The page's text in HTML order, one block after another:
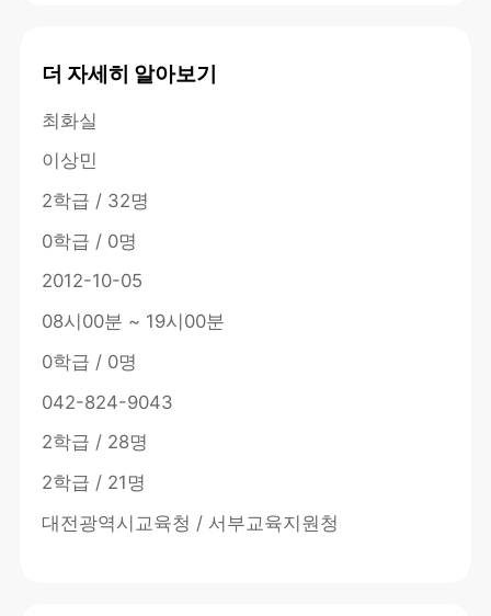
더 자세히 알아보기
최화실
이상민
2학급 / 32명
0학급 / 0명
2012-10-05
08시00분 ~ 19시00분
0학급 / 0명
042-824-9043
2학급 / 28명
2학급 / 21명
대전광역시교육청 / 서부교육지원청